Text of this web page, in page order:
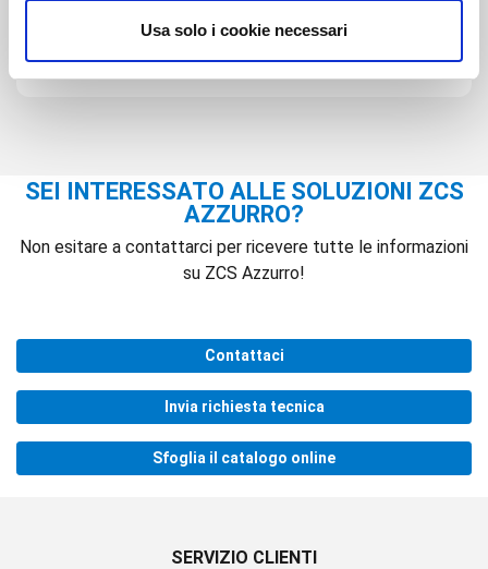
Usa solo i cookie necessari
SEI INTERESSATO ALLE SOLUZIONI ZCS
AZZURRO?
Non esitare a contattarci per ricevere tutte le informazioni
su ZCS Azzurro!
Contattaci
Invia richiesta tecnica
Sfoglia il catalogo online
SERVIZIO CLIENTI